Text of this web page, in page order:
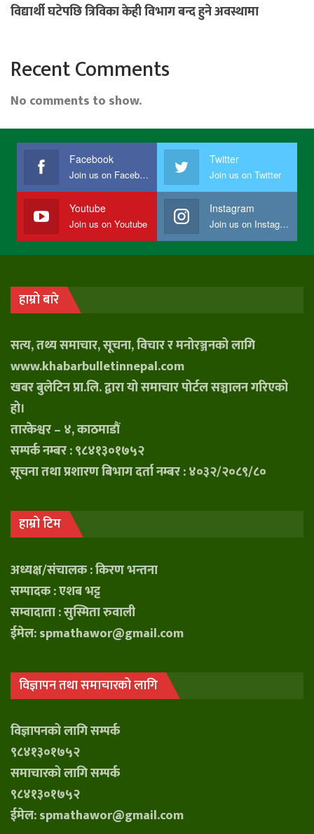
विद्यार्थी घटेपछि त्रिविका केही विभाग बन्द हुने अवस्थामा
Recent Comments
No comments to show.
Facebook
Join us on Facebook
Twitter
Join us on Twitter
Youtube
Join us on Youtube
Instagram
Join us on Instagram
हाम्रो बारे
सत्य, तथ्य समाचार, सूचना, विचार र मनोरञ्जनको लागि
www.khabarbulletinnepal.com
खबर बुलेटिन प्रा.लि. द्वारा यो समाचार पोर्टल सञ्चालन गरिएको
हो।
तारकेश्वर – ४, काठमाडौं
सम्पर्क नम्बर : ९८४१३०१७५२
सूचना तथा प्रशारण बिभाग दर्ता नम्बर : ४०३२/२०८९/८०
हाम्रो टिम
अध्यक्ष/संचालक : किरण भन्तना
सम्पादक : एशब भट्ट
सम्वादाता : सुस्मिता रुवाली
ईमेल: spmathawor@gmail.com
विज्ञापन तथा समाचारको लागि
विज्ञापनको लागि सम्पर्क
९८४१३०१७५२
समाचारको लागि सम्पर्क
९८४१३०१७५२
ईमेल: spmathawor@gmail.com